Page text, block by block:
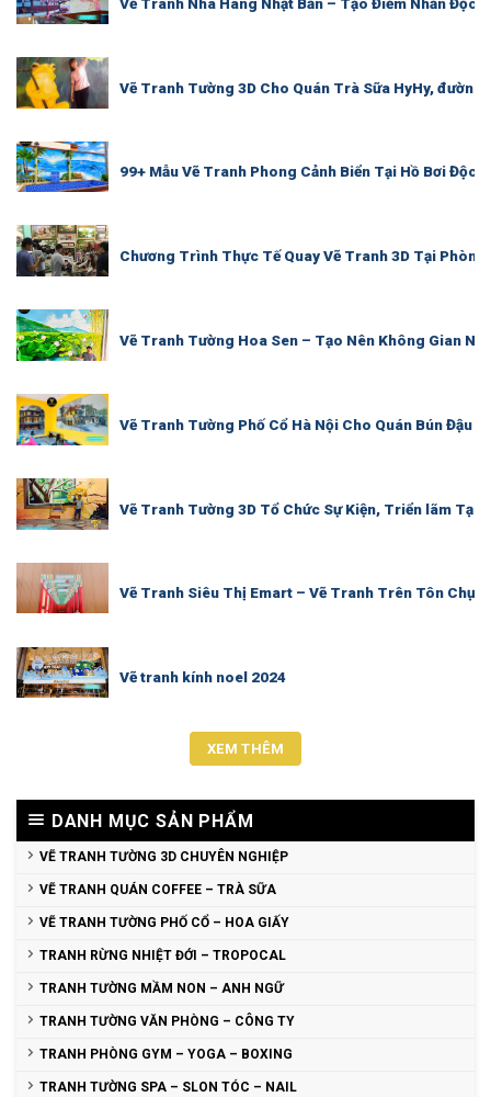
Vẽ Tranh Tường 3D Cho Quán Trà Sữa HyHy,
99+ Mẫu Vẽ Tranh Phong Cảnh Biển Tại Hồ Bơi Độc
Chương Trình Thực Tế Quay Vẽ Tranh 3D Tại
Vẽ Tranh Tường Hoa Sen – Tạo Nên Không Gian
Vẽ Tranh Tường Phố Cổ Hà Nội Cho Quán Bún Đậu
Vẽ Tranh Tường 3D Tổ Chức Sự Kiện, Triển lãm Tại
Vẽ Tranh Siêu Thị Emart – Vẽ Tranh Trên Tôn Chụp
Vẽ tranh kính noel 2024
XEM THÊM
DANH MỤC SẢN PHẨM
VẼ TRANH TƯỜNG 3D CHUYÊN NGHIỆP
VẼ TRANH QUÁN COFFEE – TRÀ SỮA
VẼ TRANH TƯỜNG PHỐ CỔ – HOA GIẤY
TRANH RỪNG NHIỆT ĐỚI – TROPOCAL
TRANH TƯỜNG MẦM NON – ANH NGỮ
TRANH TƯỜNG VĂN PHÒNG – CÔNG TY
TRANH PHÒNG GYM – YOGA – BOXING
TRANH TƯỜNG SPA – SLON TÓC – NAIL